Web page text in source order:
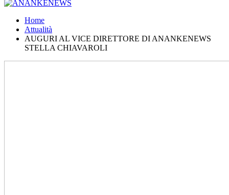
Home
Attualità
AUGURI AL VICE DIRETTORE DI ANANKENEWS
STELLA CHIAVAROLI